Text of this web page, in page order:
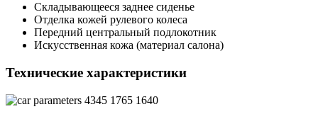
Складывающееся заднее сиденье
Отделка кожей рулевого колеса
Передний центральный подлокотник
Искусственная кожа (материал салона)
Технические характеристики
4345 1765 1640